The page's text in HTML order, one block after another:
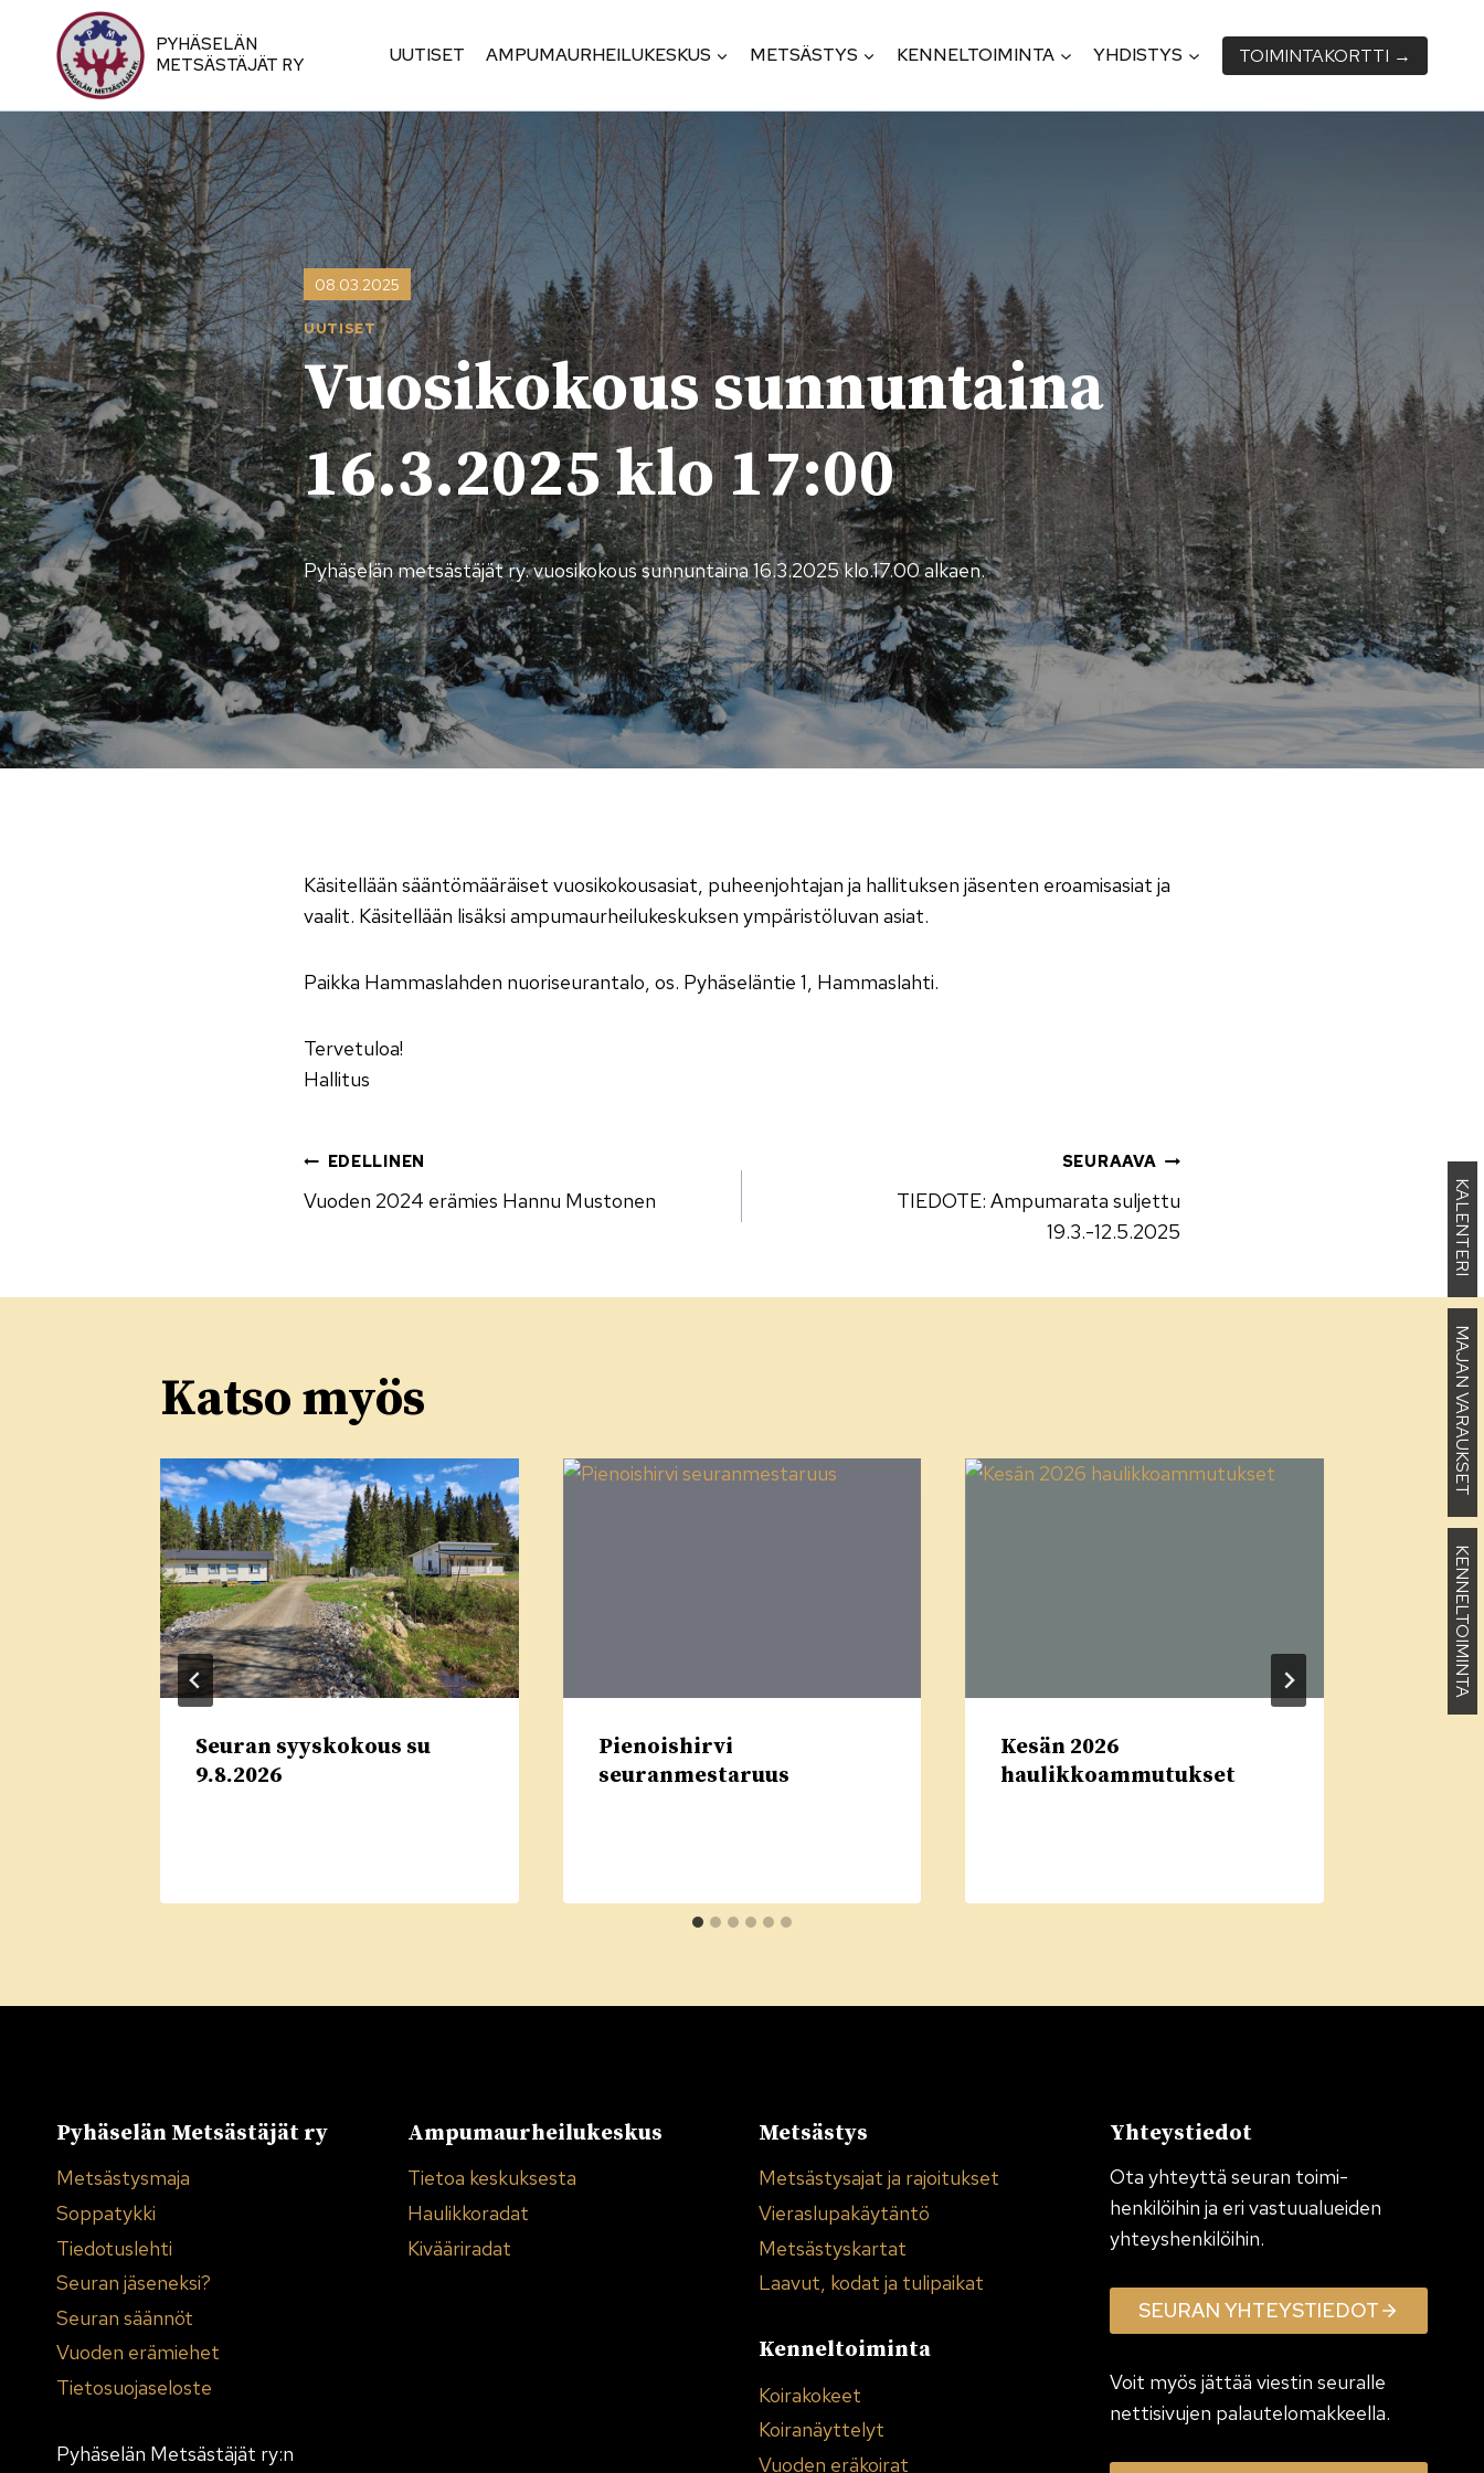
KALENTERI
MAJAN VARAUKSET
KENNELTOIMINTA
sisältöön
PYHÄSELÄN
METSÄSTÄJÄT RY
UUTISET AMPUMAURHEILUKESKUS METSÄSTYS KENNELTOIMINTA YHDISTYS TOIMINTA­KORTTI →
UUTISET
Vuosikokous sunnuntaina
16.3.2025 klo 17:00
08.03.2025
Pyhäselän metsästäjät ry. vuosikokous sunnuntaina 16.3.2025 klo.17.00 alkaen.
Käsitellään sääntömääräiset vuosikokousasiat, puheenjohtajan ja hallituksen jäsenten eroamisasiat ja
vaalit. Käsitellään lisäksi ampumaurheilukeskuksen ympäristöluvan asiat.
Paikka Hammaslahden nuoriseurantalo, os. Pyhäseläntie 1, Hammaslahti.
Tervetuloa!
Hallitus
Artikkelien
EDELLINEN
Vuoden 2024 erämies Hannu Mustonen
SEURAAVA
TIEDOTE: Ampumarata suljettu
19.3.-12.5.2025
Katso myös
Seuran syyskokous su
9.8.2026
Pienoishirvi
seuranmestaruus
Kesän 2026
haulikkoammutukset
Pyhäselän Metsästäjät ry
Metsästysmaja
Soppatykki
Tiedotuslehti
Seuran jäseneksi?
Seuran säännöt
Vuoden erämiehet
Tietosuojaseloste
Pyhäselän Metsästäjät ry:n
Ampumaurheilukeskus
Tietoa keskuksesta
Haulikkoradat
Kivääriradat
Metsästys
Metsästysajat ja rajoitukset
Vieraslupakäytäntö
Metsästyskartat
Laavut, kodat ja tulipaikat
Kenneltoiminta
Koirakokeet
Koiranäyttelyt
Vuoden eräkoirat
Yhteystiedot
Ota yhteyttä seuran toimi­
henkilöihin ja eri vastuualueiden
yhteyshenkilöihin.
SEURAN YHTEYSTIEDOT
Voit myös jättää viestin seuralle
nettisivujen palautelomakkeella.